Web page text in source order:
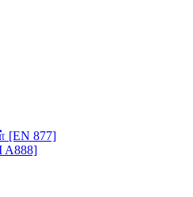
[EN 877]
A888]